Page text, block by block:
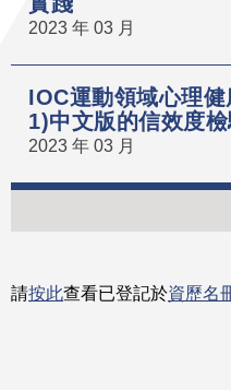
2023 年 03 月
IOC運動領域心理
1)中文版的信效度
2023 年 03 月
請按此查看已登記於資歷名